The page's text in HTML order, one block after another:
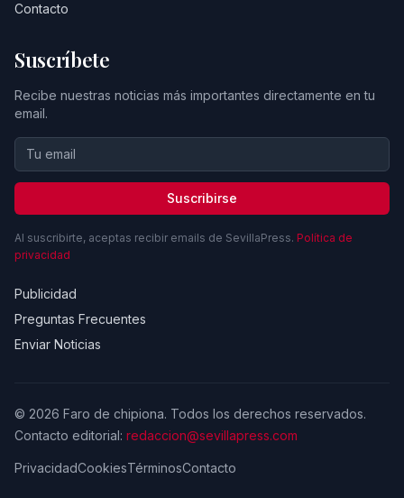
Contacto
Suscríbete
Recibe nuestras noticias más importantes directamente en tu
email.
Suscribirse
Al suscribirte, aceptas recibir emails de SevillaPress. Política de
privacidad
Publicidad
Preguntas Frecuentes
Enviar Noticias
© 2026 Faro de chipiona. Todos los derechos reservados.
Contacto editorial: redaccion@sevillapress.com
PrivacidadCookiesTérminosContacto